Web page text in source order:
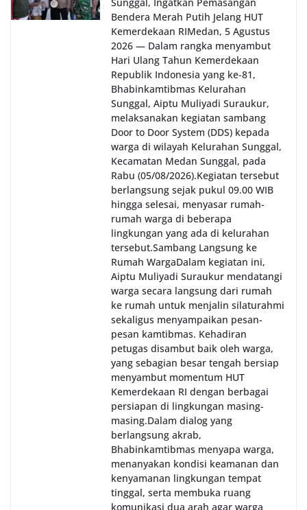
Bendera Merah Putih Jelang HUT
Kemerdekaan RI‎‎Medan, 5 Agustus
2026 — Dalam rangka menyambut
Hari Ulang Tahun Kemerdekaan
Republik Indonesia yang ke-81,
Bhabinkamtibmas Kelurahan
Sunggal, Aiptu Muliyadi Suraukur,
melaksanakan kegiatan sambang
Door to Door System (DDS) kepada
warga di wilayah Kelurahan Sunggal,
Kecamatan Medan Sunggal, pada
Rabu (05/08/2026).‎‎Kegiatan tersebut
berlangsung sejak pukul 09.00 WIB
hingga selesai, menyasar rumah-
rumah warga di beberapa
lingkungan yang ada di kelurahan
tersebut.‎Sambang Langsung ke
Rumah Warga‎Dalam kegiatan ini,
Aiptu Muliyadi Suraukur mendatangi
warga secara langsung dari rumah
ke rumah untuk menjalin silaturahmi
sekaligus menyampaikan pesan-
pesan kamtibmas. Kehadiran
petugas disambut baik oleh warga,
yang sebagian besar tengah bersiap
menyambut momentum HUT
Kemerdekaan RI dengan berbagai
persiapan di lingkungan masing-
masing.‎Dalam dialog yang
berlangsung akrab,
Bhabinkamtibmas menyapa warga,
menanyakan kondisi keamanan dan
kenyamanan lingkungan tempat
tinggal, serta membuka ruang
komunikasi dua arah agar warga